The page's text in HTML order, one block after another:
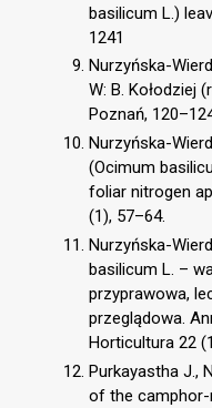
basilicum L.)
1241
Nurzyńska-
W: B. Kołodziej
Poznań,
Nurzyńska-
(Ocimum
foliar nitrogen
(1), 57–64.
Nurzyńska-
basilicum L. –
przyprawowa,
przeglądowa.
Horticultura 22
Purkayastha J.,
of the